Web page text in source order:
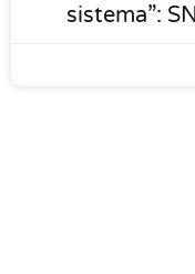
sistema”: